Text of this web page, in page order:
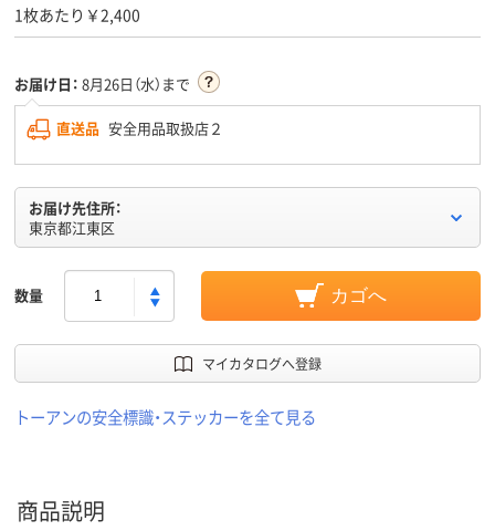
1枚あたり￥2,400
お届け日： 8月26日（水）まで
直送品 安全用品取扱店２
お届け先住所：
東京都江東区
数量 カゴへ
マイカタログへ登録
トーアンの安全標識・ステッカーを全て見る
商品説明